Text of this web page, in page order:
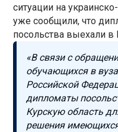
ситуации на
уже сообщили, что
посольства выехали в
«В связи с
обучающихся в
Российской
дипломаты
Курскую область
решения